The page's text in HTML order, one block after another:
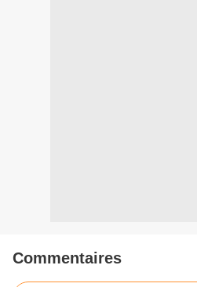
Commentaires